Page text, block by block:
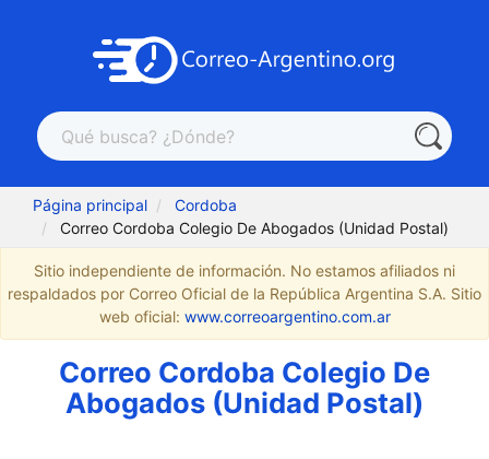
Página principal
Cordoba
Correo Cordoba Colegio De Abogados (Unidad Postal)
Sitio independiente de información. No estamos afiliados ni
respaldados por Correo Oficial de la República Argentina S.A. Sitio
web oficial: www.correoargentino.com.ar
Correo Cordoba Colegio De
Abogados (Unidad Postal)